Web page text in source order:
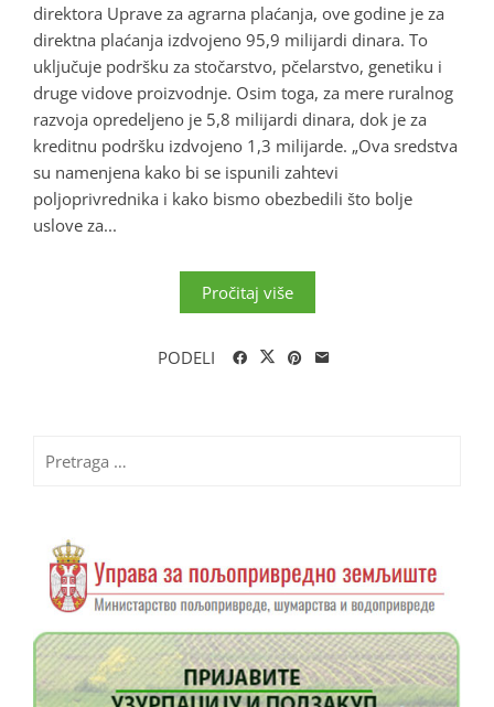
direktora Uprave za agrarna plaćanja, ove godine je za
direktna plaćanja izdvojeno 95,9 milijardi dinara. To
uključuje podršku za stočarstvo, pčelarstvo, genetiku i
druge vidove proizvodnje. Osim toga, za mere ruralnog
razvoja opredeljeno je 5,8 milijardi dinara, dok je za
kreditnu podršku izdvojeno 1,3 milijarde. „Ova sredstva
su namenjena kako bi se ispunili zahtevi
poljoprivrednika i kako bismo obezbedili što bolje
uslove za...
Pročitaj više
PODELI
za: